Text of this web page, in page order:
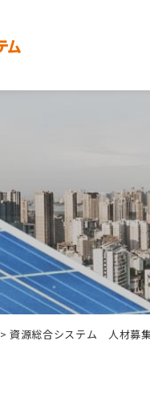
>資源総合システム 人材募